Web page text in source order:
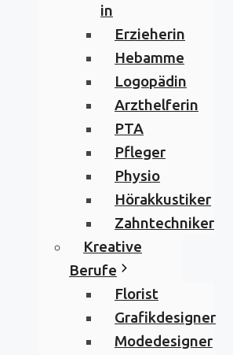
in
Erzieherin
Hebamme
Logopädin
Arzthelferin
PTA
Pfleger
Physio
Hörakkustiker
Zahntechniker
Kreative
Berufe
Florist
Grafikdesigner
Modedesigner